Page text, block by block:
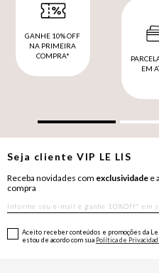
GANHE 10% OFF
NA PRIMEIRA
COMPRA*
EM
Seja clienteVIP LE LIS
Receba novidades com exclusividade e
compra
Aceito receber conteúdos e promoções da
estou de acordo com sua Política de